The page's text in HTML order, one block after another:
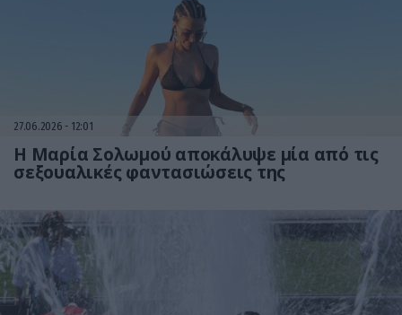
27.06.2026 12:01
Η Μαρία Σολωμού αποκάλυψε μία από τις
σεξουαλικές φαντασιώσεις της